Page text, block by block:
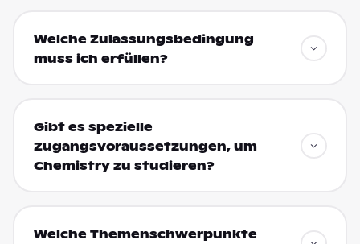
Welche Zulassungsbedingung
muss ich erfüllen?
Gibt es spezielle
Zugangsvoraussetzungen, um
Chemistry zu studieren?
Welche Themenschwerpunkte